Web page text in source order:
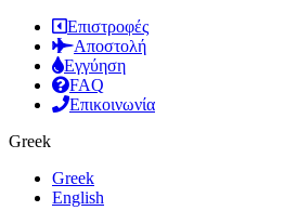
Επιστροφές
Αποστολή
Εγγύηση
FAQ
Επικοινωνία
Greek
Greek
English